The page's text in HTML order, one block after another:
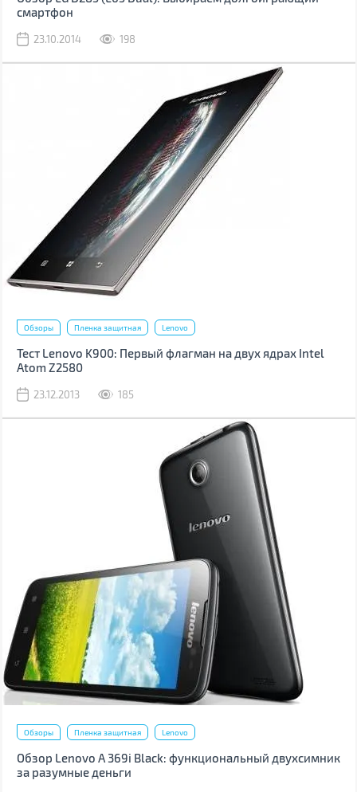
смартфон
23.10.2014 198
Обзоры Пленка защитная Lenovo
Тест Lenovo K900: Первый флагман на двух ядрах Intel
Atom Z2580
23.12.2013 185
Обзоры Пленка защитная Lenovo
Обзор Lenovo A 369i Black: функциональный двухсимник
за разумные деньги